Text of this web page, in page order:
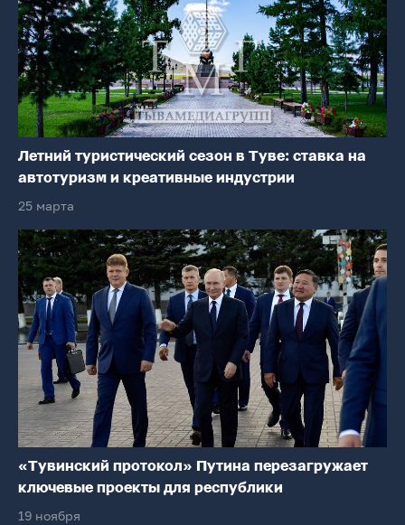
Летний туристический сезон в Туве: ставка на
автотуризм и креативные индустрии
25 марта
«Тувинский протокол» Путина перезагружает
ключевые проекты для республики
19 ноября